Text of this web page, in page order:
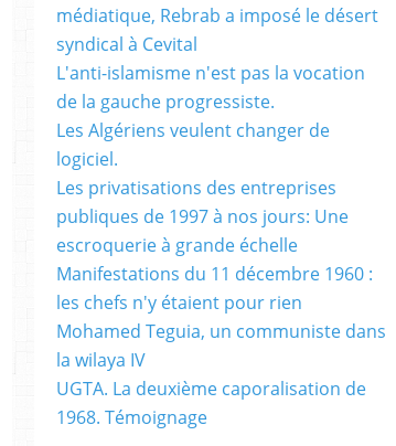
médiatique, Rebrab a imposé le désert
syndical à Cevital
L'anti-islamisme n'est pas la vocation
de la gauche progressiste.
Les Algériens veulent changer de
logiciel.
Les privatisations des entreprises
publiques de 1997 à nos jours: Une
escroquerie à grande échelle
Manifestations du 11 décembre 1960 :
les chefs n'y étaient pour rien
Mohamed Teguia, un communiste dans
la wilaya IV
UGTA. La deuxième caporalisation de
1968. Témoignage